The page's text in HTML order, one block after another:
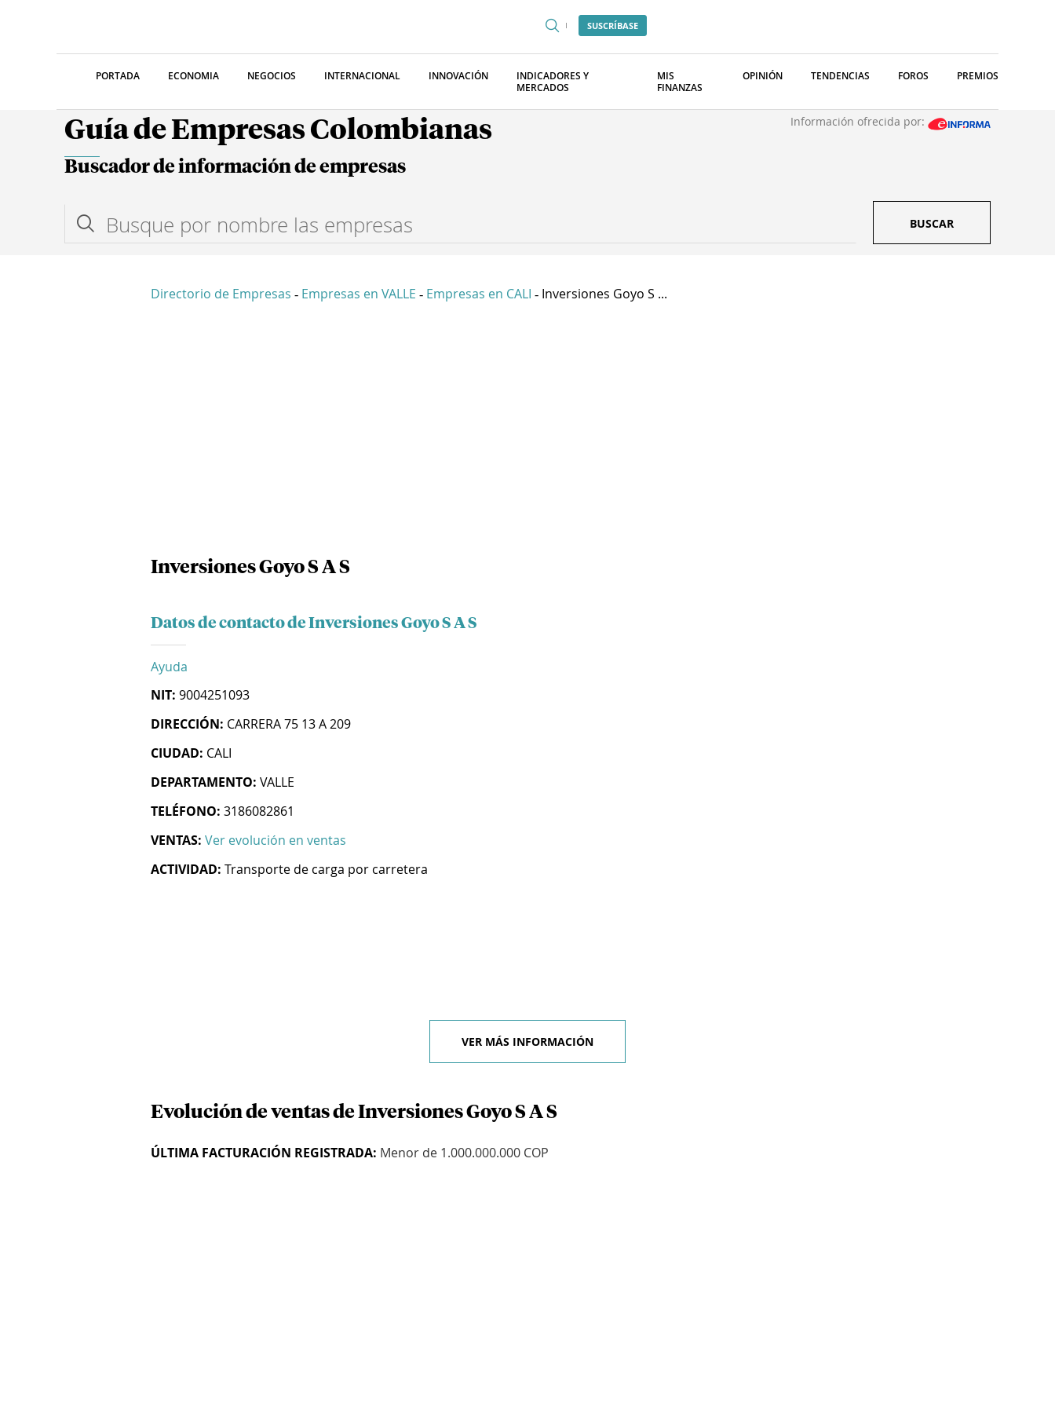
SUSCRÍBASE
PORTADA ECONOMIA NEGOCIOS INTERNACIONAL INNOVACIÓN
INDICADORES Y
MERCADOS
MIS
FINANZAS
OPINIÓN TENDENCIAS FOROS PREMIOS
Guía de Empresas Colombianas Información ofrecida por:
Buscador de información de empresas
BUSCAR
Directorio de Empresas - Empresas en VALLE - Empresas en CALI - Inversiones Goyo S ...
Inversiones Goyo S A S
Datos de contacto de Inversiones Goyo S A S
Ayuda
NIT: 9004251093
DIRECCIÓN: CARRERA 75 13 A 209
CIUDAD: CALI
DEPARTAMENTO: VALLE
TELÉFONO: 3186082861
VENTAS: Ver evolución en ventas
ACTIVIDAD: Transporte de carga por carretera
VER MÁS INFORMACIÓN
Evolución de ventas de Inversiones Goyo S A S
ÚLTIMA FACTURACIÓN REGISTRADA: Menor de 1.000.000.000 COP